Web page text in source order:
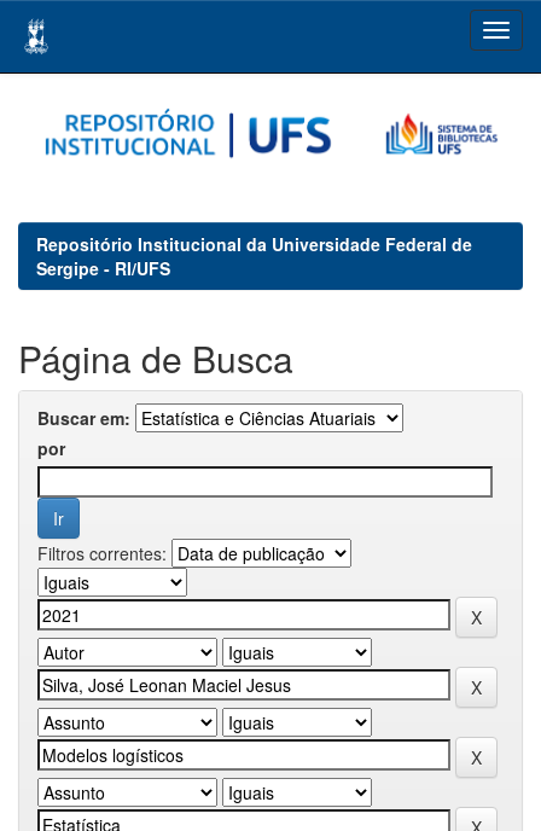
navigation
Repositório Institucional da Universidade Federal de
Sergipe - RI/UFS
Página de Busca
Buscar em:
por
Filtros correntes: